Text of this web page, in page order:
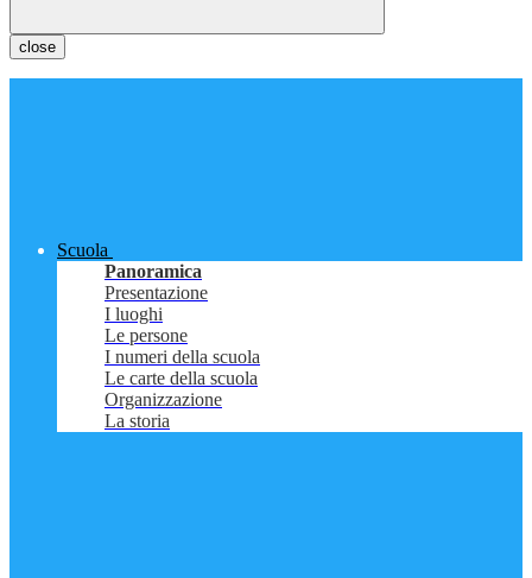
close
Scuola
Panoramica
Presentazione
I luoghi
Le persone
I numeri della scuola
Le carte della scuola
Organizzazione
La storia